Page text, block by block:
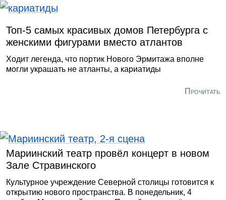
удостоен также директор Эрмитажа Михаил
Пиотровский.
Топ-5 самых красивых домов Петербурга с
женскими фигурами вместо атлантов
Ходит легенда, что портик Нового Эрмитажа вполне
могли украшать не атланты, а кариатиды
Прочитать
Мариинский театр провёл концерт в новом
Зале Стравинского
Культурное учреждение Северной столицы готовится к
открытию нового пространства. В понедельник, 4